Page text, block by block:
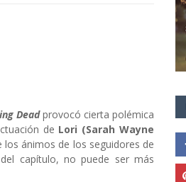
Deadprovocó cierta polémica
de Lori (Sarah Wayne
ánimos de los seguidores de
capítulo, no puede ser más